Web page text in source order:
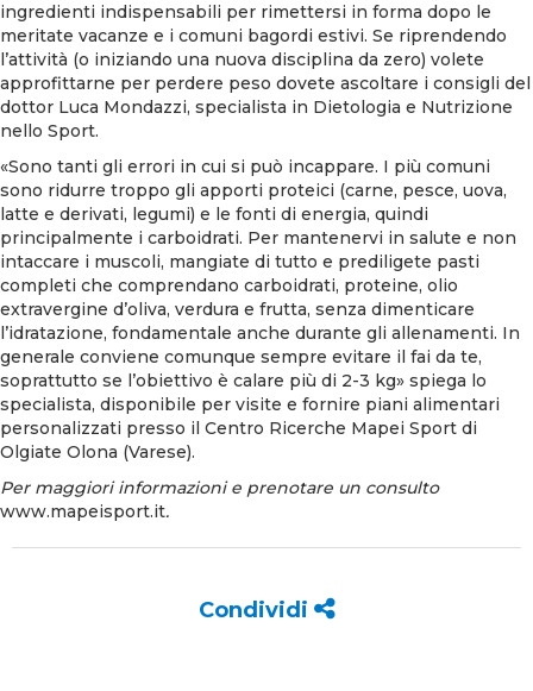
ingredienti indispensabili per rimettersi in forma dopo le
meritate vacanze e i comuni bagordi estivi. Se riprendendo
l’attività (o iniziando una nuova disciplina da zero) volete
approfittarne per perdere peso dovete ascoltare i consigli del
dottor Luca Mondazzi, specialista in Dietologia e Nutrizione
nello Sport.
«Sono tanti gli errori in cui si può incappare. I più comuni
sono ridurre troppo gli apporti proteici (carne, pesce, uova,
latte e derivati, legumi) e le fonti di energia, quindi
principalmente i carboidrati. Per mantenervi in salute e non
intaccare i muscoli, mangiate di tutto e prediligete pasti
completi che comprendano carboidrati, proteine, olio
extravergine d’oliva, verdura e frutta, senza dimenticare
l’idratazione, fondamentale anche durante gli allenamenti. In
generale conviene comunque sempre evitare il fai da te,
soprattutto se l’obiettivo è calare più di 2-3 kg» spiega lo
specialista, disponibile per visite e fornire piani alimentari
personalizzati presso il Centro Ricerche Mapei Sport di
Olgiate Olona (Varese).
Per maggiori informazioni e prenotare un consulto
www.mapeisport.it.
Condividi